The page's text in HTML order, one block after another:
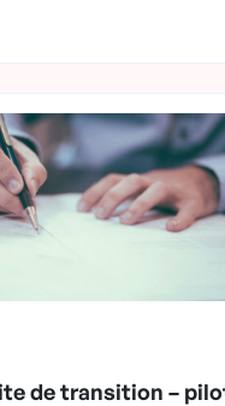
de transition –